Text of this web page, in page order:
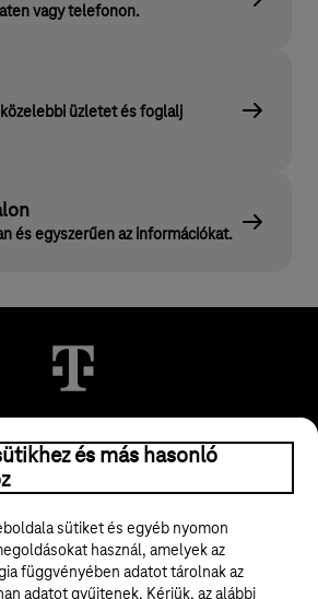
vagy telefonon.
üzletet és foglalj
és egyszerűen az információkat.
Nyrt.
és más hasonló
sütiket és egyéb nyomon
használ, amelyek az
függvényében adatot tárolnak az
adatot gyűjtenek. Kérjük, az alábbi